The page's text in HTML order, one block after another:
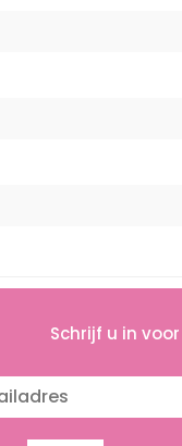
Schrijf u in